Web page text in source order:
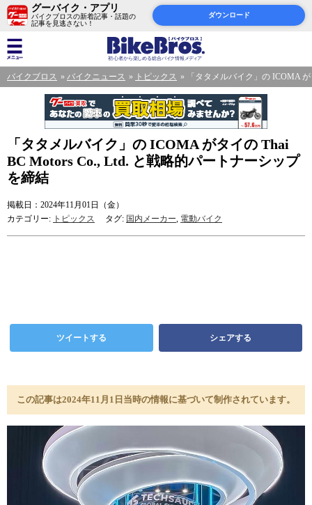
グーバイク・アプリ
バイクブロスの新着記事・話題の
記事を見逃さない！
ダウンロード
バイクブロス バイクニュース トピックス 「タタメルバイク」の ICOMA
「タタメルバイク」の ICOMA がタイの Thai
BC Motors Co., Ltd. と戦略的パートナーシップ
を締結
掲載日：2024年11月01日（金）
カテゴリー: トピックス タグ: 国内メーカー, 電動バイク
ツイートする シェアする
この記事は2024年11月1日当時の情報に基づいて制作されています。